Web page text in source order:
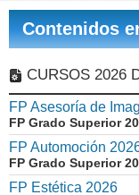
Contenidos
CURSOS 2026
FP Asesoría de
FP Grado Superior
FP Automoción
FP Grado Superior
FP Estética 2026